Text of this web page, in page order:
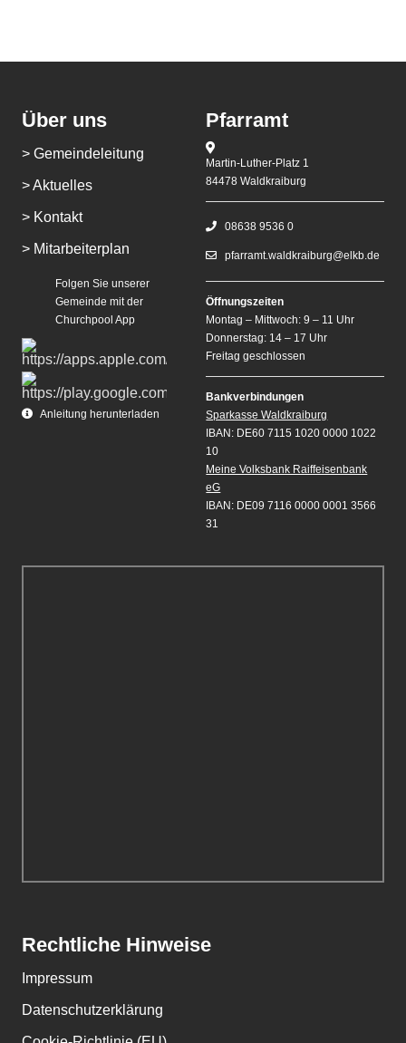
Über uns
> Gemeindeleitung
> Aktuelles
> Kontakt
> Mitarbeiterplan
Folgen Sie unserer
Gemeinde mit der
Churchpool App
Anleitung herunterladen
Pfarramt
Martin-Luther-Platz 1
84478 Waldkraiburg
08638 9536 0
pfarramt.waldkraiburg@elkb.de
Öffnungszeiten
Montag – Mittwoch: 9 – 11 Uhr
Donnerstag: 14 – 17 Uhr
Freitag geschlossen
Bankverbindungen
Sparkasse Waldkraiburg
IBAN: DE60 7115 1020 0000 1022
10
Meine Volksbank Raiffeisenbank
eG
IBAN: DE09 7116 0000 0001 3566
31
Rechtliche Hinweise
Impressum
Datenschutzerklärung